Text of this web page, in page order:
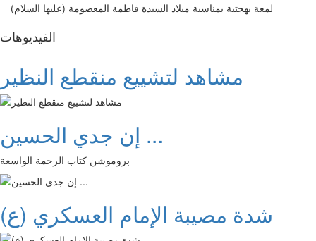
لمعة بهجتية بمناسبة ميلاد السيدة فاطمة المعصومة (عليها السلام)
الفیدیوهات
مشاهد لتشييع منقطع النظير
إن جدي الحسين ...
بروموشن كتاب الرحمة الواسعة
شدة مصيبة الإمام العسكري (ع)